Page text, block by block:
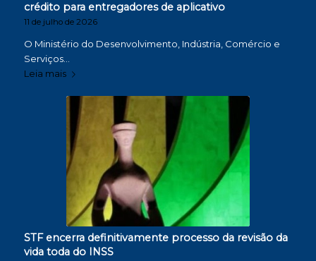
crédito para entregadores de aplicativo
11 de julho de 2026
O Ministério do Desenvolvimento, Indústria, Comércio e
Serviços…
Leia mais
STF encerra definitivamente processo da revisão da
vida toda do INSS